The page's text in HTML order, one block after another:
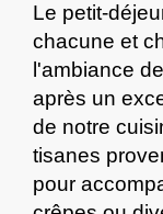
Le petit-
chacune et
l'ambiance
après un
de notre
tisanes
pour